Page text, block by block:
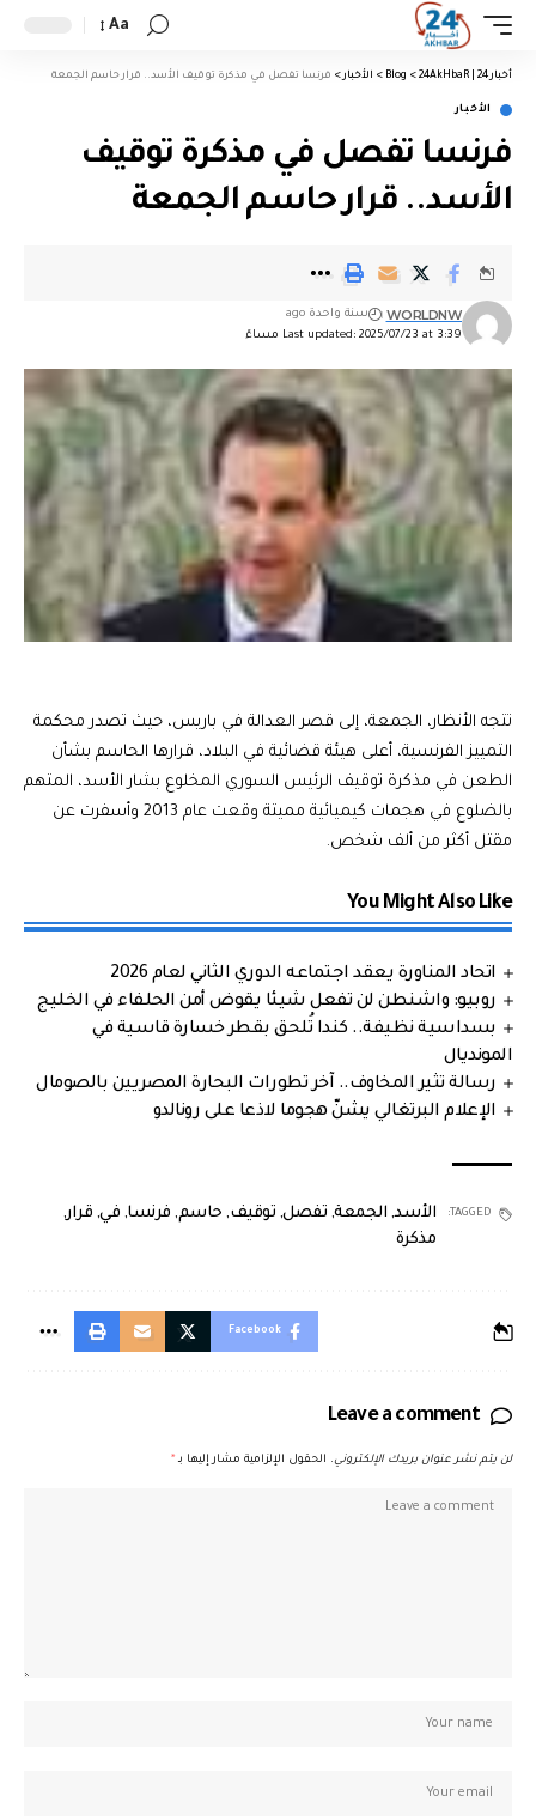
Aa
أخبار 24 | 24AkHbaR >
Blog
> الأخبار > فرنسا تفصل في مذكرة توقيف الأسد.. قرار حاسم الجمعة
الأخبار
فرنسا تفصل في مذكرة توقيف
الأسد.. قرار حاسم الجمعة
Last updated: 2025/07/23 at 3:39 مساءً
WORLDNW سنة واحدة ago
تتجه الأنظار، الجمعة، إلى قصر العدالة في باريس، حيث تصدر محكمة
التمييز الفرنسية، أعلى هيئة قضائية في البلاد، قرارها الحاسم بشأن
الطعن في مذكرة توقيف الرئيس السوري المخلوع بشار الأسد، المتهم
بالضلوع في هجمات كيميائية مميتة وقعت عام 2013 وأسفرت عن
مقتل أكثر من ألف شخص.
You Might Also Like
اتحاد المناورة يعقد اجتماعه الدوري الثاني لعام 2026
روبيو: واشنطن لن تفعل شيئا يقوض أمن الحلفاء في الخليج
بسداسية نظيفة.. كندا تُلحق بقطر خسارة قاسية في
المونديال
رسالة تثير المخاوف.. آخر تطورات البحارة المصريين بالصومال
الإعلام البرتغالي يشنّ هجوما لاذعا على رونالدو
TAGGED: الأسد, الجمعة, تفصل, توقيف, حاسم, فرنسا, في, قرار,
مذكرة
Facebook
Leave a comment
لن يتم نشر عنوان بريدك الإلكتروني. الحقول الإلزامية مشار إليها بـ *